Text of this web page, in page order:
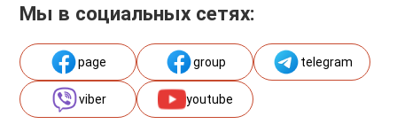
Мы в социальных сетях:
page group telegram
viber youtube